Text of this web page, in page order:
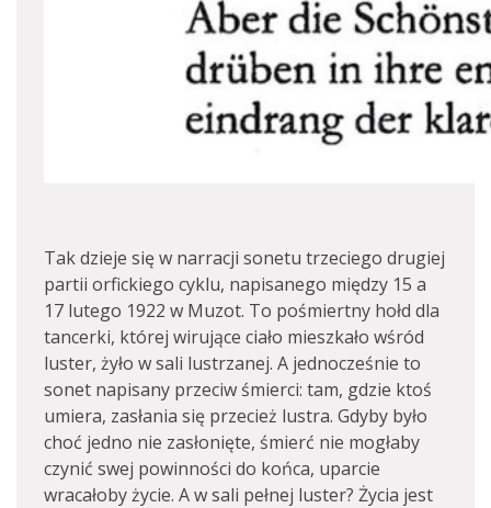
Tak dzieje się w narracji sonetu trzeciego drugiej
partii orfickiego cyklu, napisanego między 15 a
17 lutego 1922 w Muzot. To pośmiertny hołd dla
tancerki, której wirujące ciało mieszkało wśród
luster, żyło w sali lustrzanej. A jednocześnie to
sonet napisany przeciw śmierci: tam, gdzie ktoś
umiera, zasłania się przecież lustra. Gdyby było
choć jedno nie zasłonięte, śmierć nie mogłaby
czynić swej powinności do końca, uparcie
wracałoby życie. A w sali pełnej luster? Życia jest